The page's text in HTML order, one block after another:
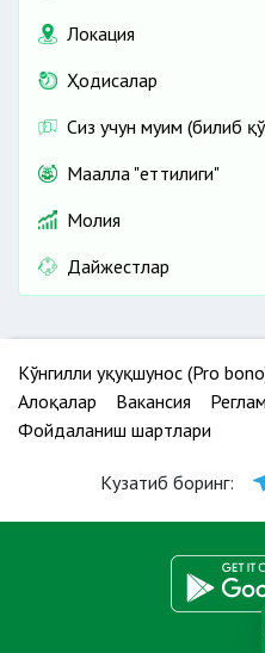
Локация
Ҳодисалар
Сиз учун муҳим (билиб
Маҳалла "еттилиги"
Молия
Дайжестлар
Кўнгилли ҳуқуқшунос (Pro
Алоқалар
Вакансия
Фойдаланиш шартлари
Кузатиб боринг: